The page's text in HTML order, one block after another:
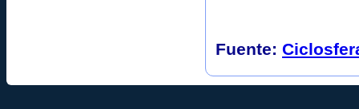
Fuente: